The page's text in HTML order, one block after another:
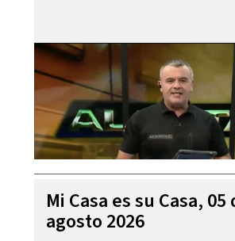
Mi Casa es su Casa, 05
agosto 2026